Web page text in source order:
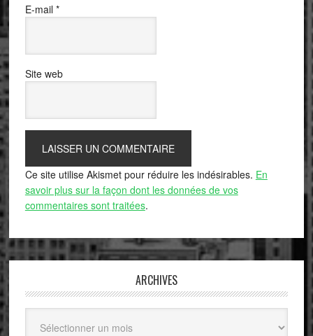
E-mail *
Site web
Ce site utilise Akismet pour réduire les indésirables. En
savoir plus sur la façon dont les données de vos
commentaires sont traitées.
ARCHIVES